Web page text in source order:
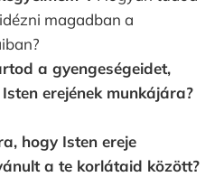
magadban a
a gyengeségeidet,
erejének munkájára?
hogy Isten ereje
a te korlátaid között?